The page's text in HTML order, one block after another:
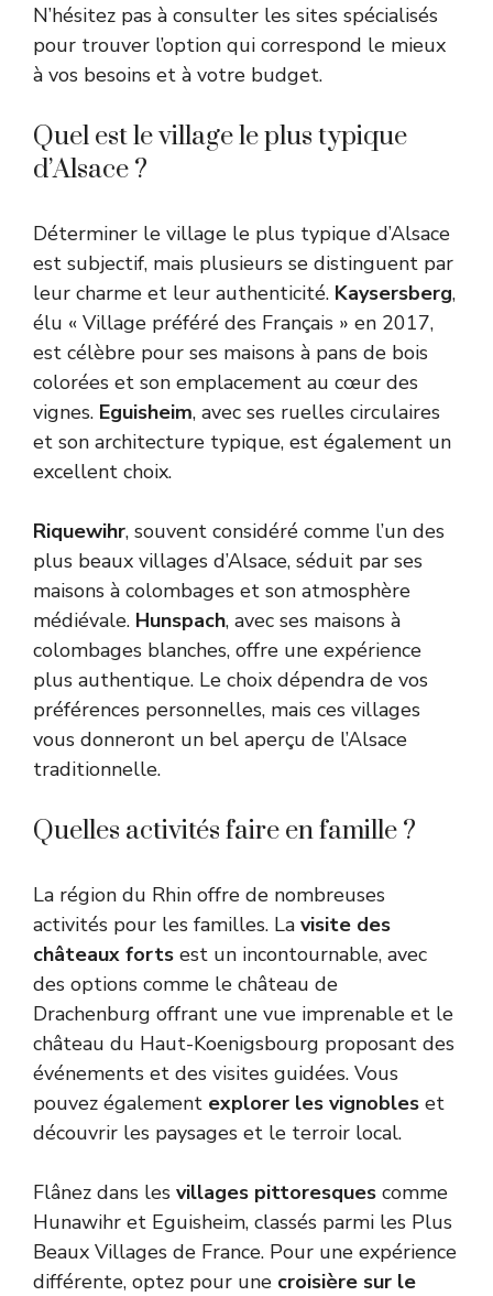
N’hésitez pas à consulter les sites spécialisés
pour trouver l’option qui correspond le mieux
à vos besoins et à votre budget.
Quel est le village le plus typique
d’Alsace ?
Déterminer le village le plus typique d’Alsace
est subjectif, mais plusieurs se distinguent par
leur charme et leur authenticité. Kaysersberg,
élu « Village préféré des Français » en 2017,
est célèbre pour ses maisons à pans de bois
colorées et son emplacement au cœur des
vignes. Eguisheim, avec ses ruelles circulaires
et son architecture typique, est également un
excellent choix.
Riquewihr, souvent considéré comme l’un des
plus beaux villages d’Alsace, séduit par ses
maisons à colombages et son atmosphère
médiévale. Hunspach, avec ses maisons à
colombages blanches, offre une expérience
plus authentique. Le choix dépendra de vos
préférences personnelles, mais ces villages
vous donneront un bel aperçu de l’Alsace
traditionnelle.
Quelles activités faire en famille ?
La région du Rhin offre de nombreuses
activités pour les familles. La visite des
châteaux forts est un incontournable, avec
des options comme le château de
Drachenburg offrant une vue imprenable et le
château du Haut-Koenigsbourg proposant des
événements et des visites guidées. Vous
pouvez également explorer les vignobles et
découvrir les paysages et le terroir local.
Flânez dans les villages pittoresques comme
Hunawihr et Eguisheim, classés parmi les Plus
Beaux Villages de France. Pour une expérience
différente, optez pour une croisière sur le